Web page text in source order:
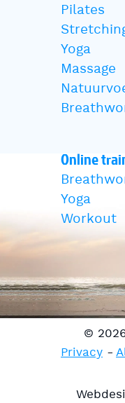
Pilates
Yoga
Massage
Online
Yoga
Workout
©
Privacy